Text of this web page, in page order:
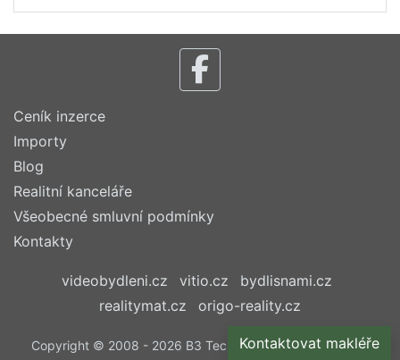
Kontaktovat makléře
Ceník inzerce
Importy
Blog
Realitní kanceláře
Všeobecné smluvní podmínky
Kontakty
videobydleni.cz vitio.cz
bydlisnami.cz
realitymat.cz
origo-reality.cz
Copyright © 2008 - 2026 B3 Technology, s.r.o. | Všechna